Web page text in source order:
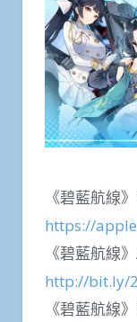
《碧藍航線
https://
《碧藍航線
http://bit.ly/
《碧藍航線